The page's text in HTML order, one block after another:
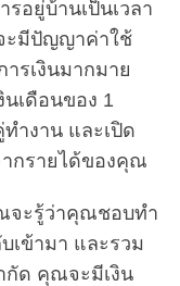
อยู่บ้านเป็นเวลา
ะมีปัญญาค่าใช้
รเงินมากมาย
เดือนของ 1
ำงาน และเปิด
กรายได้ของคุณ
จะรู้ว่าคุณชอบทำ
เข้ามา และรวม
กัด คุณจะมีเงิน